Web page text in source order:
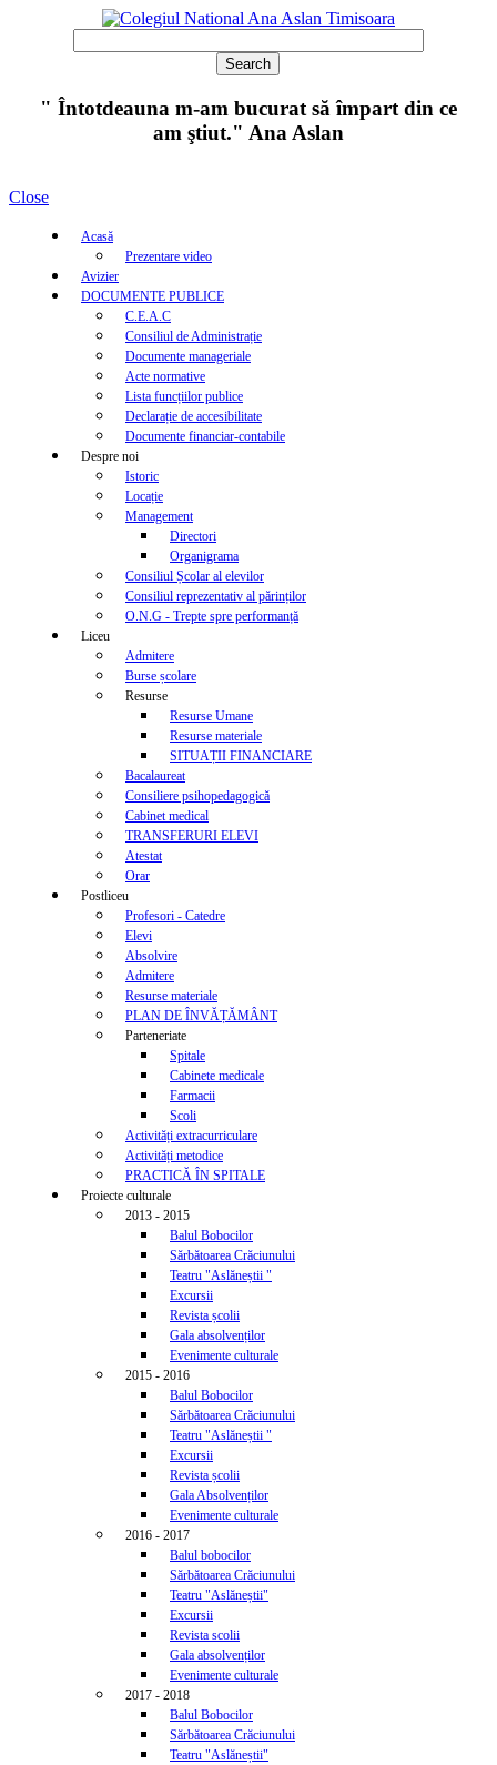
" Întotdeauna m-am bucurat să împart din ce
am ştiut." Ana Aslan
Close
Acasă
Prezentare video
Avizier
DOCUMENTE PUBLICE
C.E.A.C
Consiliul de Administrație
Documente manageriale
Acte normative
Lista funcțiilor publice
Declarație de accesibilitate
Documente financiar-contabile
Despre noi
Istoric
Locație
Management
Directori
Organigrama
Consiliul Școlar al elevilor
Consiliul reprezentativ al părinților
O.N.G - Trepte spre performanță
Liceu
Admitere
Burse școlare
Resurse
Resurse Umane
Resurse materiale
SITUAȚII FINANCIARE
Bacalaureat
Consiliere psihopedagogică
Cabinet medical
TRANSFERURI ELEVI
Atestat
Orar
Postliceu
Profesori - Catedre
Elevi
Absolvire
Admitere
Resurse materiale
PLAN DE ÎNVĂȚĂMÂNT
Parteneriate
Spitale
Cabinete medicale
Farmacii
Scoli
Activități extracurriculare
Activități metodice
PRACTICĂ ÎN SPITALE
Proiecte culturale
2013 - 2015
Balul Bobocilor
Sărbătoarea Crăciunului
Teatru "Aslăneștii "
Excursii
Revista școlii
Gala absolvenților
Evenimente culturale
2015 - 2016
Balul Bobocilor
Sărbătoarea Crăciunului
Teatru "Aslăneștii "
Excursii
Revista școlii
Gala Absolvenților
Evenimente culturale
2016 - 2017
Balul bobocilor
Sărbătoarea Crăciunului
Teatru "Aslăneștii"
Excursii
Revista scolii
Gala absolvenților
Evenimente culturale
2017 - 2018
Balul Bobocilor
Sărbătoarea Crăciunului
Teatru "Aslăneștii"